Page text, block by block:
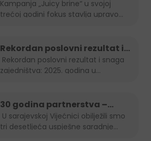
smije: "Juicy brine" otvara
temu disleksije
Kampanja „Juicy brine“ u svojoj
trećoj godini fokus stavlja upravo...
Rekordan poslovni rezultat i
snaga zajedništva: 2025.
godina u Boreasu
zajedništva: 2025. godina u...
30 godina partnerstva –
Stanić Grupa & HEINEKEN u BiH
tri desetljeća uspješne saradnje...